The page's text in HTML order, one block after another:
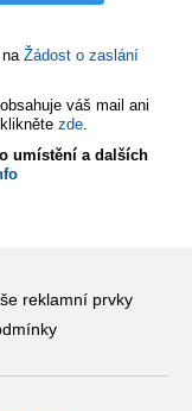
Žádost o zaslání
váš mail ani
zde.
umístění a dalších
reklamní prvky